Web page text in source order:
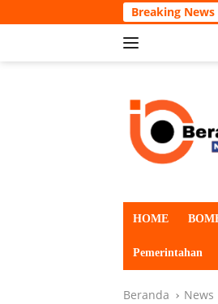
ke
Breaking News
HOME
Pemerintahan
Beranda News